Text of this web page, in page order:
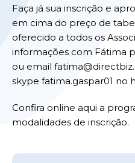
Faça já sua inscrição e
em cima do preço de
oferecido a todos os
informações com Fátima
ou email
skype fatima.gaspar01 no
Confira online aqui a
modalidades de inscrição.